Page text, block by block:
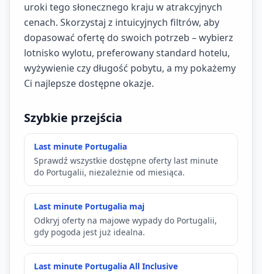
uroki tego słonecznego kraju w atrakcyjnych
cenach. Skorzystaj z intuicyjnych filtrów, aby
dopasować ofertę do swoich potrzeb – wybierz
lotnisko wylotu, preferowany standard hotelu,
wyżywienie czy długość pobytu, a my pokażemy
Ci najlepsze dostępne okazje.
Szybkie przejścia
Last minute Portugalia
Sprawdź wszystkie dostępne oferty last minute
do Portugalii, niezależnie od miesiąca.
Last minute Portugalia maj
Odkryj oferty na majowe wypady do Portugalii,
gdy pogoda jest już idealna.
Last minute Portugalia All Inclusive